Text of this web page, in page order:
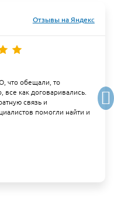
Отзывы на Яндекс
что обещали, то
как договаривались.
связь и
помогли найти и